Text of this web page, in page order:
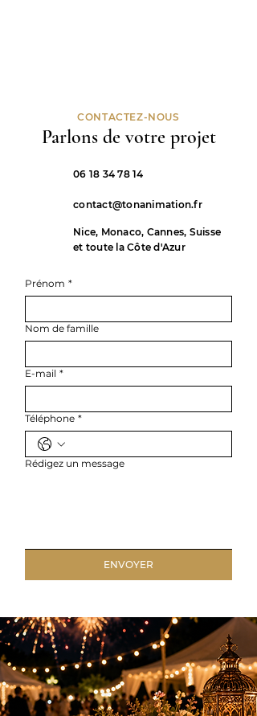
CONTACTEZ-NOUS
Parlons de votre projet
06 18 34 78 14
contact@tonanimation.fr
Nice, Monaco, Cannes, Suisse
et toute la Côte d'Azur
Prénom *
Nom de famille
E-mail *
Téléphone *
Rédigez un message
ENVOYER